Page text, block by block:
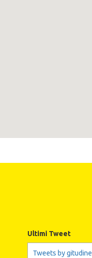
Ultimi Tweet
Tweets by gitudine